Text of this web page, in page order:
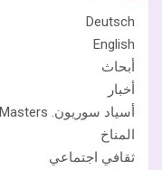
Deutsch
English
أبحاث
أخبار
أسياد سوريون. Syrian Masters
المناخ
ثقافي اجتماعي